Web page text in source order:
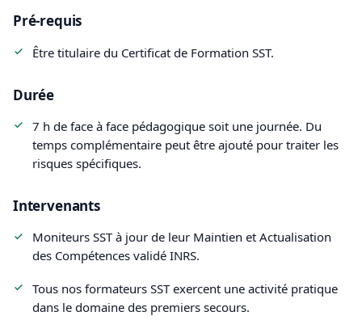
Pré-requis
Être titulaire du Certificat de Formation SST.
Durée
7 h de face à face pédagogique soit une journée. Du
temps complémentaire peut être ajouté pour traiter les
risques spécifiques.
Intervenants
Moniteurs SST à jour de leur Maintien et Actualisation
des Compétences validé INRS.
Tous nos formateurs SST exercent une activité pratique
dans le domaine des premiers secours.